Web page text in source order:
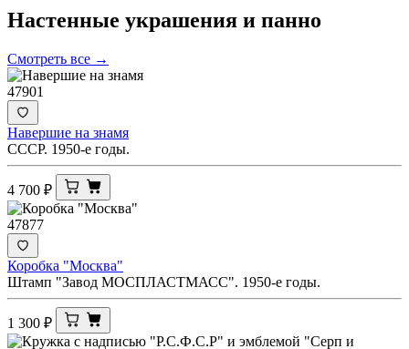
Настенные украшения и панно
Смотреть все →
47901
Навершие на знамя
СССР. 1950-е годы.
4 700 ₽
47877
Коробка "Москва"
Штамп "Завод МОСПЛАСТМАСС". 1950-е годы.
1 300 ₽